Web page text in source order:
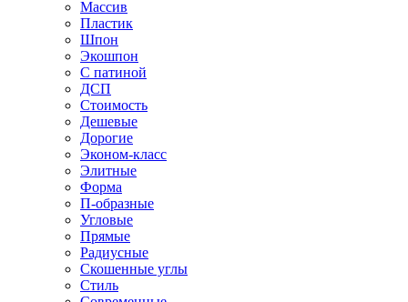
Массив
Пластик
Шпон
Экошпон
С патиной
ДСП
Стоимость
Дешевые
Дорогие
Эконом-класс
Элитные
Форма
П-образные
Угловые
Прямые
Радиусные
Скошенные углы
Стиль